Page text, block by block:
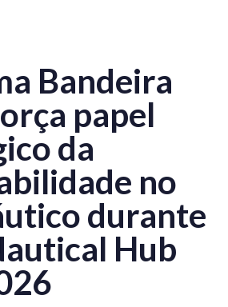
Bandeira
papel
da
no
durante
Hub